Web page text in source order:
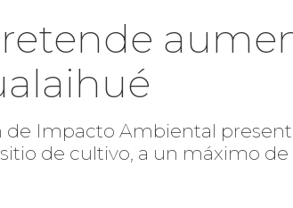
de Impacto Ambiental
de cultivo, a un máximo